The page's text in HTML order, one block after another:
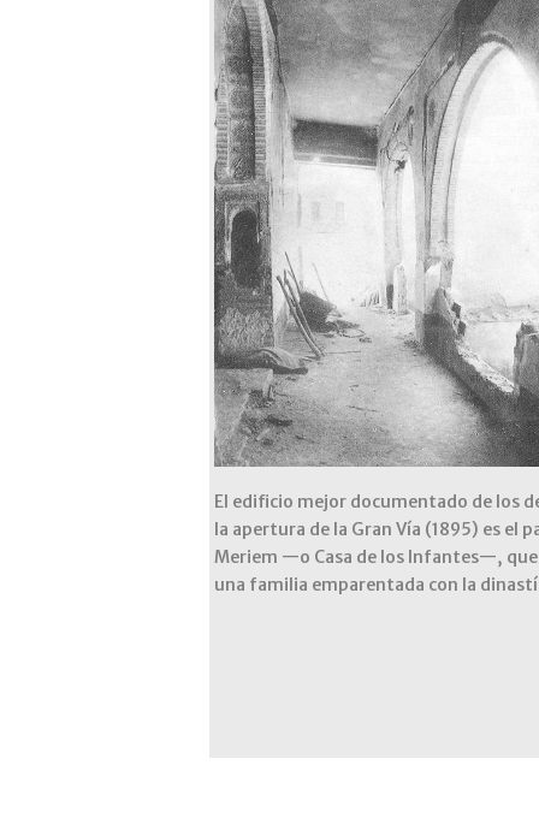
El edificio mejor documentado de los
la apertura de la Gran Vía (1895) es el
Meriem —o Casa de los Infantes—,
una familia emparentada con la